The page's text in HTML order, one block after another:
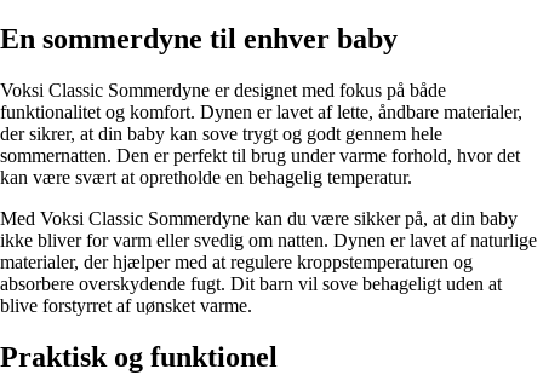
En sommerdyne til enhver baby
Voksi Classic Sommerdyne er designet med fokus på både
funktionalitet og komfort. Dynen er lavet af lette, åndbare materialer,
der sikrer, at din baby kan sove trygt og godt gennem hele
sommernatten. Den er perfekt til brug under varme forhold, hvor det
kan være svært at opretholde en behagelig temperatur.
Med Voksi Classic Sommerdyne kan du være sikker på, at din baby
ikke bliver for varm eller svedig om natten. Dynen er lavet af naturlige
materialer, der hjælper med at regulere kroppstemperaturen og
absorbere overskydende fugt. Dit barn vil sove behageligt uden at
blive forstyrret af uønsket varme.
Praktisk og funktionel